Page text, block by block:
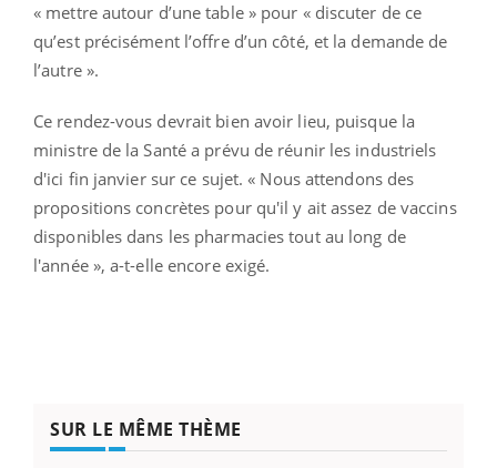
« mettre autour d’une table » pour « discuter de ce
qu’est précisément l’offre d’un côté, et la demande de
l’autre ».
Ce rendez-vous devrait bien avoir lieu, puisque la
ministre de la Santé a prévu de réunir les industriels
d'ici fin janvier sur ce sujet. « Nous attendons des
propositions concrètes pour qu'il y ait assez de vaccins
disponibles dans les pharmacies tout au long de
l'année », a-t-elle encore exigé.
SUR LE MÊME THÈME